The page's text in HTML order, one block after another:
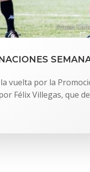
vuelta por la
Félix Villegas, que